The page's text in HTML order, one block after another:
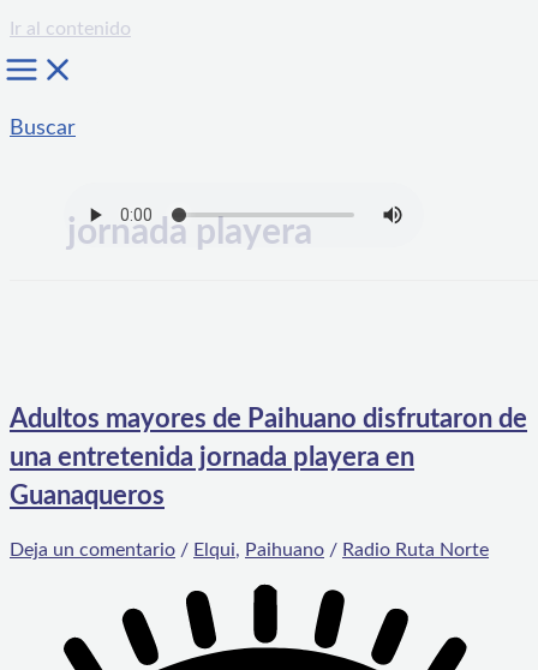
Ir al contenido
Buscar
jornada playera
Adultos mayores de Paihuano disfrutaron de
una entretenida jornada playera en
Guanaqueros
Deja un comentario / Elqui, Paihuano / Radio Ruta Norte